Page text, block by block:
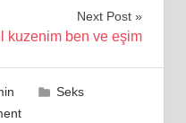
Next Post
kuzenim ben ve eşim
Seks